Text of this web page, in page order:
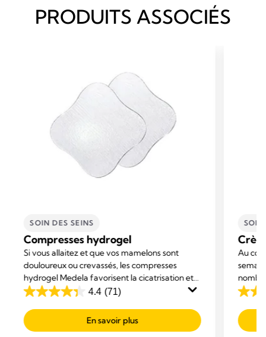
PRODUITS ASSOCIÉS
SOIN DES SEINS
Compresses hydrogel
Si vous allaitez et que vos mamelons sont
douloureux ou crevassés, les compresses
hydrogel Medela favorisent la cicatrisation et
soulagent instantanément la douleur.
4.4 (71)
4.4
out
of
En savoir plus
SOIN
Au
4.6
out
of